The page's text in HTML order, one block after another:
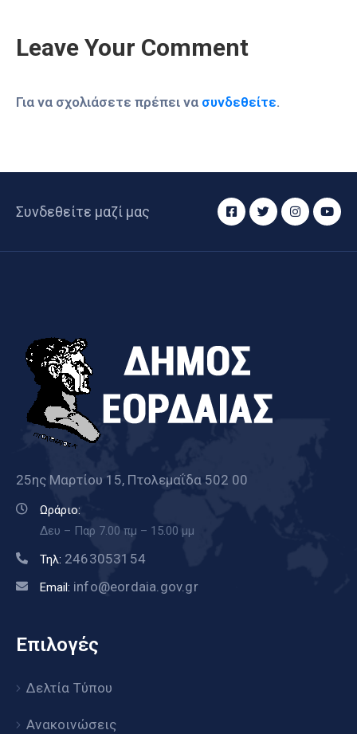
Leave Your Comment
Για να σχολιάσετε πρέπει να συνδεθείτε.
Συνδεθείτε μαζί μας
25ης Μαρτίου 15, Πτολεμαΐδα 502 00
Ωράριο:
Δευ – Παρ 7.00 πμ – 15.00 μμ
Τηλ: 2463053154
Email: info@eordaia.gov.gr
Επιλογές
Δελτία Τύπου
Ανακοινώσεις